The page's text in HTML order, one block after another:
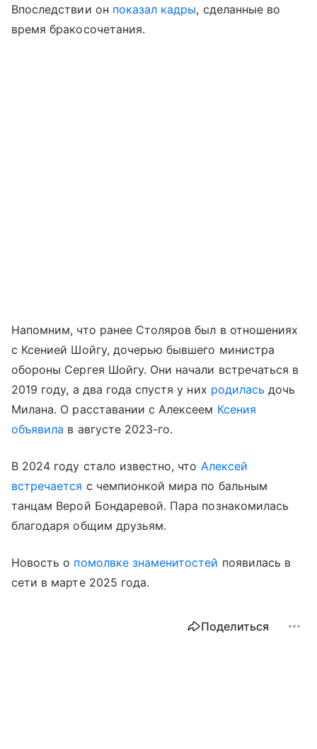
Впоследствии он показал кадры, сделанные во
время бракосочетания.
Напомним, что ранее Столяров был в отношениях
с Ксенией Шойгу, дочерью бывшего министра
обороны Сергея Шойгу. Они начали встречаться в
2019 году, а два года спустя у них родилась дочь
Милана. О расставании с Алексеем Ксения
объявила в августе 2023-го.
В 2024 году стало известно, что Алексей
встречается с чемпионкой мира по бальным
танцам Верой Бондаревой. Пара познакомилась
благодаря общим друзьям.
Новость о помолвке знаменитостей появилась в
сети в марте 2025 года.
Поделиться